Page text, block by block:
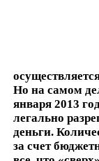
Но на самом
января 2013
легально
деньги.
за счет